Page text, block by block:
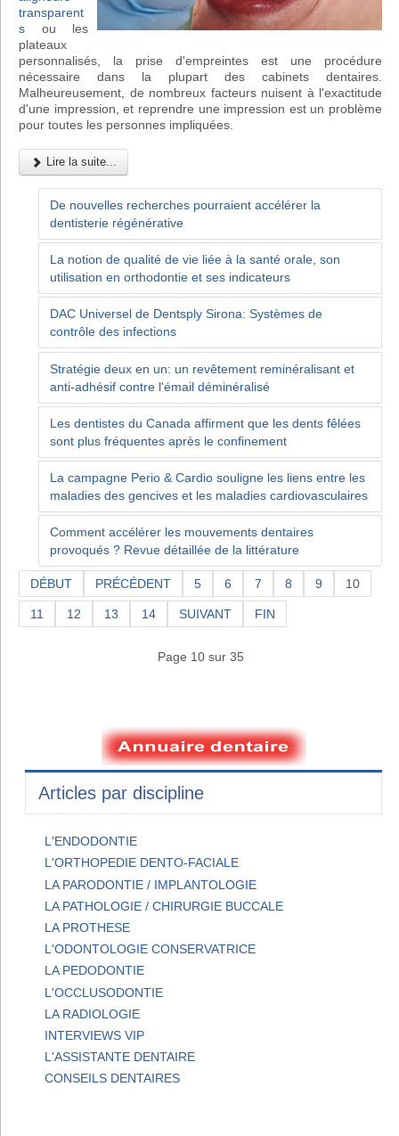
transparent
s ou les
plateaux
personnalisés, la prise d'empreintes est une procédure
nécessaire dans la plupart des cabinets dentaires.
Malheureusement, de nombreux facteurs nuisent à l'exactitude
d'une impression, et reprendre une impression est un problème
pour toutes les personnes impliquées.
Lire la suite...
De nouvelles recherches pourraient accélérer la
dentisterie régénérative
La notion de qualité de vie liée à la santé orale, son
utilisation en orthodontie et ses indicateurs
DAC Universel de Dentsply Sirona: Systèmes de
contrôle des infections
Stratégie deux en un: un revêtement reminéralisant et
anti-adhésif contre l'émail déminéralisé
Les dentistes du Canada affirment que les dents fêlées
sont plus fréquentes après le confinement
La campagne Perio & Cardio souligne les liens entre les
maladies des gencives et les maladies cardiovasculaires
Comment accélérer les mouvements dentaires
provoqués ? Revue détaillée de la littérature
DÉBUT PRÉCÉDENT 5 6 7 8 9 10
11 12 13 14 SUIVANT FIN
Page 10 sur 35
Articles par discipline
L'ENDODONTIE
L'ORTHOPEDIE DENTO-FACIALE
LA PARODONTIE / IMPLANTOLOGIE
LA PATHOLOGIE / CHIRURGIE BUCCALE
LA PROTHESE
L'ODONTOLOGIE CONSERVATRICE
LA PEDODONTIE
L'OCCLUSODONTIE
LA RADIOLOGIE
INTERVIEWS VIP
L'ASSISTANTE DENTAIRE
CONSEILS DENTAIRES